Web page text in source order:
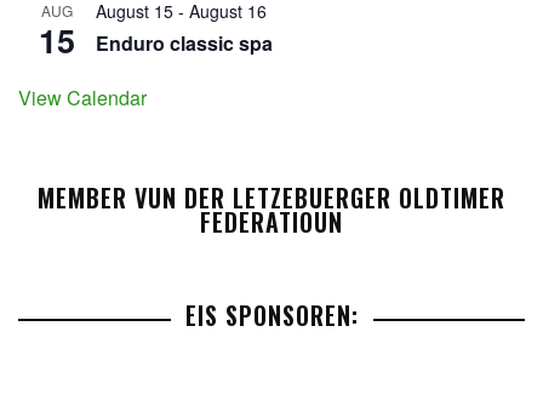
AUG
15
August 15 - August 16
Enduro classic spa
View Calendar
MEMBER VUN DER LETZEBUERGER OLDTIMER
FEDERATIOUN
EIS SPONSOREN: